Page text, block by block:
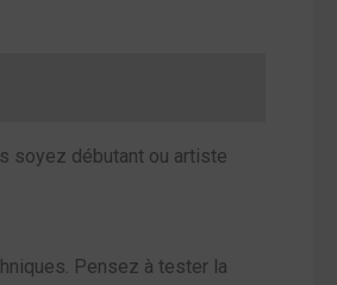
soyez débutant ou artiste
Pensez à tester la